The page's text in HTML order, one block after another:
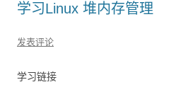
学习Linux 堆内存管理
发表评论
学习链接